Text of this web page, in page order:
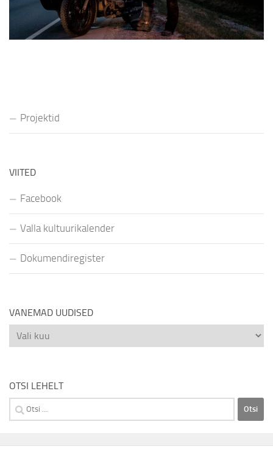
Projektid
VIITED
Facebook
Valla kultuurikalender
Dokumendiregister
VANEMAD UUDISED
Vanemad
uudised
OTSI LEHELT
Otsi: